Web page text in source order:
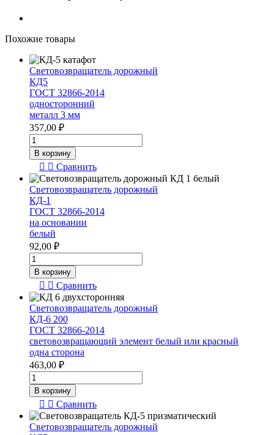
Похожие товары
Световозвращатель дорожный
КД5
ГОСТ 32866-2014
односторонний
металл 3 мм
357,00 ₽
Количество
товара
Световозвращатель
дорожный
КД5
ГОСТ
32866-
2014
односторонний
металл
3
мм
В корзину
Сравнить
Световозвращатель дорожный
КД-1
ГОСТ 32866-2014
на основании
белый
92,00 ₽
Количество
товара
Световозвращатель
дорожный
КД-1
ГОСТ
32866-
2014
на
основании
белый
В корзину
Сравнить
Световозвращатель дорожный
КД-6 200
ГОСТ 32866-2014
световозвращающий элемент белый или красный
одна сторона
463,00 ₽
Количество
товара
Световозвращатель
дорожный
КД-6
200
В корзину
Сравнить
Световозвращатель дорожный